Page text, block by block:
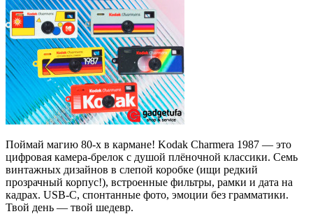
Поймай магию 80-х в кармане! Kodak Charmera 1987 — это
цифровая камера-брелок с душой плёночной классики. Семь
винтажных дизайнов в слепой коробке (ищи редкий
прозрачный корпус!), встроенные фильтры, рамки и дата на
кадрах. USB-C, спонтанные фото, эмоции без грамматики.
Твой день — твой шедевр.